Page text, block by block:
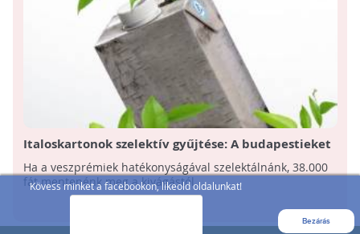
Kövess minket a facebookon, likeold oldalunkat!
Bezárás
Italoskartonok szelektív gyűjtése: A budapestieket
a mennyiség, míg a vidékieket a hatékonyság
jellemzi
Ha a veszprémiek hatékonyságával szelektálnánk, 38.000
fát mentenénk meg a kivágástól.